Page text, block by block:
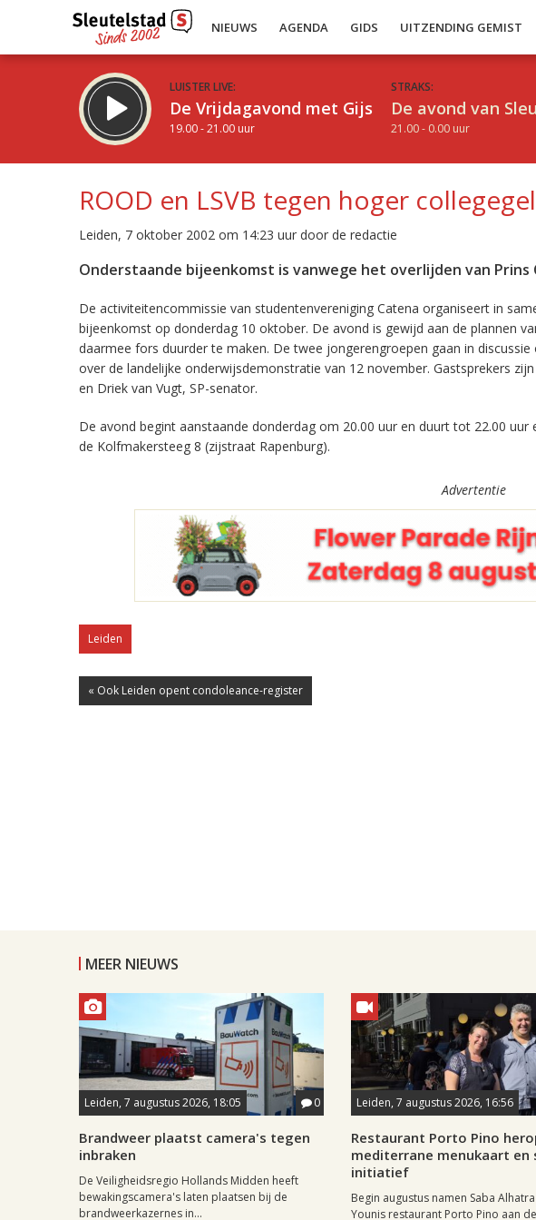
NIEUWS AGENDA GIDS UITZENDING GEMIST
LUISTER LIVE:
De Vrijdagavond met Gijs
19.00 - 21.00 uur
STRAKS:
De avond van
21.00 - 0.00 uur
Inklappen
ROOD en LSVB tegen hoger
Leiden, 7 oktober 2002 om 14:23 uur door de redactie
Onderstaande bijeenkomst is vanwege het overlijden van Prins
De activiteitencommissie van studentenvereniging Catena organiseert in
bijeenkomst op donderdag 10 oktober. De avond is gewijd aan de plannen
daarmee fors duurder te maken. De twee jongerengroepen gaan in
over de landelijke onderwijsdemonstratie van 12 november. Gastsprekers
en Driek van Vugt, SP-senator.
De avond begint aanstaande donderdag om 20.00 uur en duurt tot 22.00
de Kolfmakersteeg 8 (zijstraat Rapenburg).
Advertentie
Leiden
« Ook Leiden opent condoleance-register
MEER NIEUWS
Leiden, 7 augustus 2026, 18:05 0
Brandweer plaatst camera's tegen
inbraken
De Veiligheidsregio Hollands Midden heeft
bewakingscamera's laten plaatsen bij de
brandweerkazernes in...
Leiden, 7 augustus 2026, 16:56
Restaurant Porto Pino
mediterrane menukaart en
initiatief
Begin augustus namen Saba
Younis restaurant Porto Pino aan